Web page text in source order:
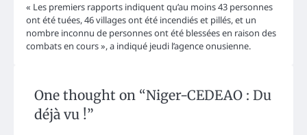
« Les premiers rapports indiquent qu’au moins 43 personnes
ont été tuées, 46 villages ont été incendiés et pillés, et un
nombre inconnu de personnes ont été blessées en raison des
combats en cours », a indiqué jeudi l’agence onusienne.
One thought on “Niger-CEDEAO : Du
déjà vu !”